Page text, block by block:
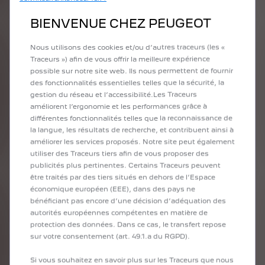
PRÉCÉDENT
LA STRUCTURE
L'ensemble de la structure est fabriqué en acier haute
résistance et recouvert d'une couche protectrice en époxy
argenté. La bulle/sphère transparente est fabriquée en PVC
souple, ce qui permet d'utiliser des souffleurs d'air discrets
BIENVENUE CHEZ PEUGEOT
Nous utilisons des cookies et/ou d’autres traceurs (les «
Traceurs ») afin de vous offrir la meilleure expérience
possible sur notre site web. Ils nous permettent de fournir
des fonctionnalités essentielles telles que la sécurité, la
gestion du réseau et l’accessibilité.Les Traceurs
améliorent l’ergonomie et les performances grâce à
différentes fonctionnalités telles que la reconnaissance de
la langue, les résultats de recherche, et contribuent ainsi à
améliorer les services proposés. Notre site peut également
utiliser des Traceurs tiers afin de vous proposer des
publicités plus pertinentes. Certains Traceurs peuvent
être traités par des tiers situés en dehors de l’Espace
économique européen (EEE), dans des pays ne
bénéficiant pas encore d’une décision d’adéquation des
autorités européennes compétentes en matière de
protection des données. Dans ce cas, le transfert repose
sur votre consentement (art. 49.1.a du RGPD).
Si vous souhaitez en savoir plus sur les Traceurs que nous